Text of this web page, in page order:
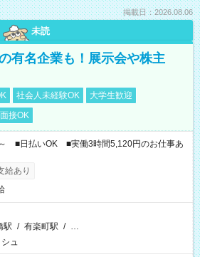
掲載日：2026.08.06
未読
有名企業も！展示会や株主
社会人未経験OK
大学生歓迎
接OK
■日払いOK ■実働3時間5,120円のお仕事あ
給あり
駅 / 有楽町駅 / …
ュ